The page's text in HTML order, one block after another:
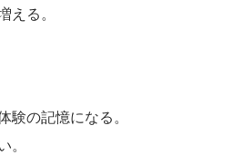
える。
験の記憶になる。
。